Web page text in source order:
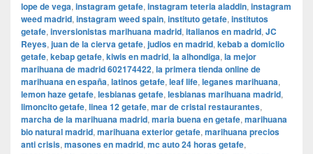
lope de vega, instagram getafe, instagram teteria aladdin, instagram
weed madrid, instagram weed spain, instituto getafe, institutos
getafe, inversionistas marihuana madrid, italianos en madrid, JC
Reyes, juan de la cierva getafe, judios en madrid, kebab a domiclio
getafe, kebap getafe, kiwis en madrid, la alhondiga, la mejor
marihuana de madrid 602174422, la primera tienda online de
marihuana en españa, latinos getafe, leaf life, leganes marihuana,
lemon haze getafe, lesbianas getafe, lesbianas marihuana madrid,
limoncito getafe, linea 12 getafe, mar de cristal restaurantes,
marcha de la marihuana madrid, maria buena en getafe, marihuana
bio natural madrid, marihuana exterior getafe, marihuana precios
anti crisis, masones en madrid, mc auto 24 horas getafe,